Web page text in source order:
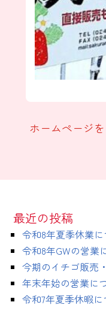
ホームページ
最近の投稿
令和8年夏季休業に
令和8年GWの営業
今期のイチゴ販売
年末年始の営業に
令和7年夏季休暇に